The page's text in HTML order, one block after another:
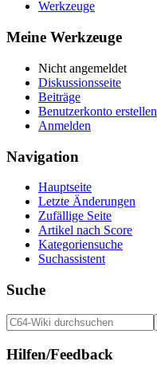
Werkzeuge
Meine Werkzeuge
Nicht angemeldet
Diskussionsseite
Beiträge
Benutzerkonto erstellen
Anmelden
Navigation
Hauptseite
Letzte Änderungen
Zufällige Seite
Artikel nach Score
Kategoriensuche
Suchassistent
Suche
Hilfen/Feedback